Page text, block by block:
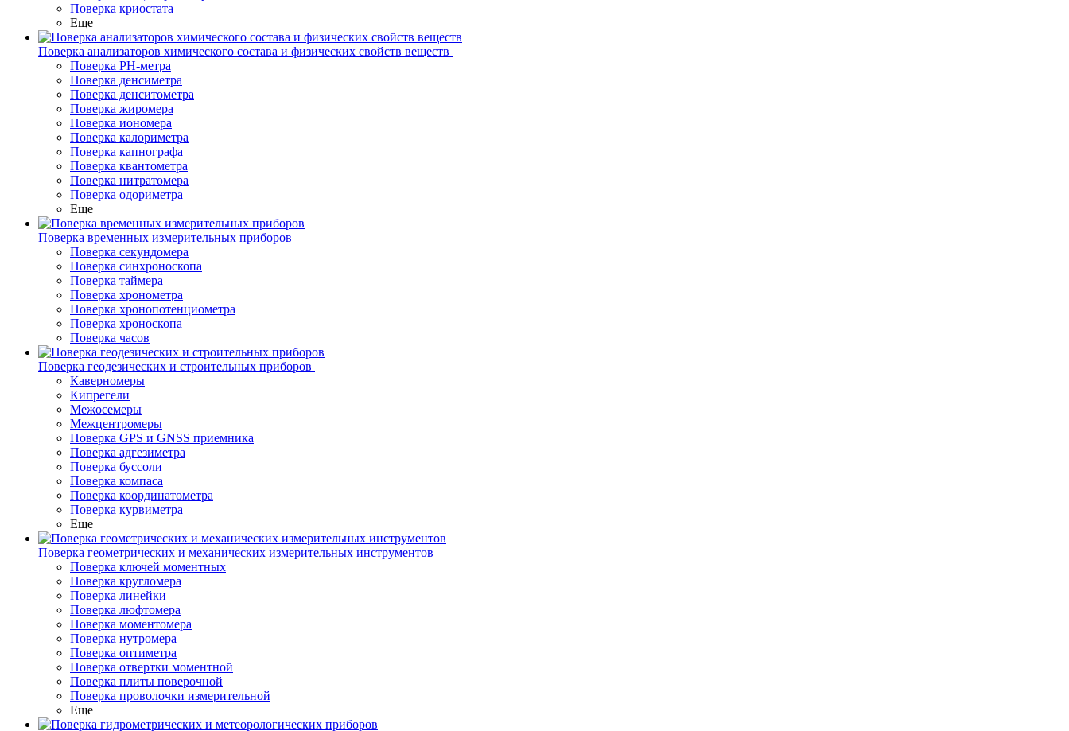
Поверка криостата
Еще
Поверка анализаторов химического состава и физических свойств веществ
Поверка PH-метра
Поверка денсиметра
Поверка денситометра
Поверка жиромера
Поверка иономера
Поверка калориметра
Поверка капнографа
Поверка квантометра
Поверка нитратомера
Поверка одориметра
Еще
Поверка временных измерительных приборов
Поверка секундомера
Поверка синхроноскопа
Поверка таймера
Поверка хронометра
Поверка хронопотенциометра
Поверка хроноскопа
Поверка часов
Поверка геодезических и строительных приборов
Каверномеры
Кипрегели
Межосемеры
Межцентромеры
Поверка GPS и GNSS приемника
Поверка адгезиметра
Поверка буссоли
Поверка компаса
Поверка координатометра
Поверка курвиметра
Еще
Поверка геометрических и механических измерительных инструментов
Поверка ключей моментных
Поверка кругломера
Поверка линейки
Поверка люфтомера
Поверка моментомера
Поверка нутромера
Поверка оптиметра
Поверка отвертки моментной
Поверка плиты поверочной
Поверка проволочки измерительной
Еще